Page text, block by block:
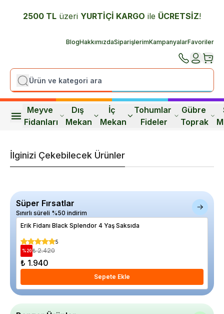
2500 TL üzeri YURTİÇİ KARGO ile ÜCRETSİZ!
BlogHakkımızdaSiparişlerimKampanyalarFavoriler
Meyve
Fidanları
Dış
Mekan
İç
Mekan
Tohumlar
Fideler
Gübre
Toprak
İlginizi Çekebilecek Ürünler
Süper Fırsatlar
Sınırlı süreli %50 indirim
Erik Fidanı Black Splendor 4 Yaş Saksıda
5
%20 ₺ 2.420
₺ 1.940
Sepete Ekle